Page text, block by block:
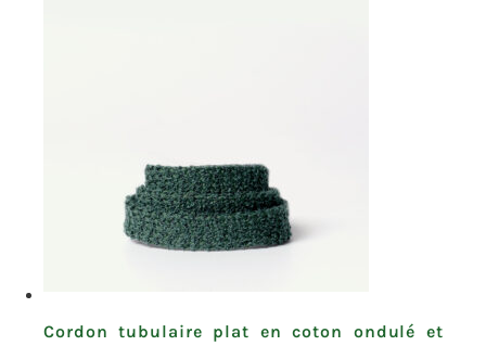
Cordon tubulaire plat en coton ondulé et